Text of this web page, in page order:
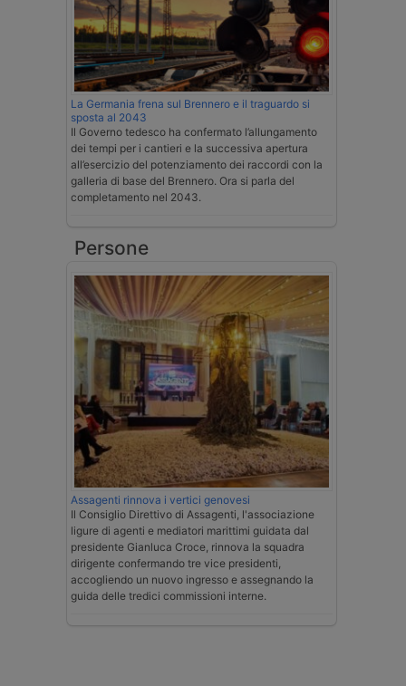
La Germania frena sul Brennero e il traguardo si
sposta al 2043
Il Governo tedesco ha confermato l’allungamento
dei tempi per i cantieri e la successiva apertura
all’esercizio del potenziamento dei raccordi con la
galleria di base del Brennero. Ora si parla del
completamento nel 2043.
Persone
Assagenti rinnova i vertici genovesi
Il Consiglio Direttivo di Assagenti, l'associazione
ligure di agenti e mediatori marittimi guidata dal
presidente Gianluca Croce, rinnova la squadra
dirigente confermando tre vice presidenti,
accogliendo un nuovo ingresso e assegnando la
guida delle tredici commissioni interne.